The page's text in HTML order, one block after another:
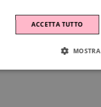
ACCETTA TUTTO